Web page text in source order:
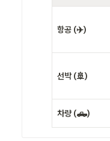
항공 (✈️)
선박 (🚢)
차량 (🛻)